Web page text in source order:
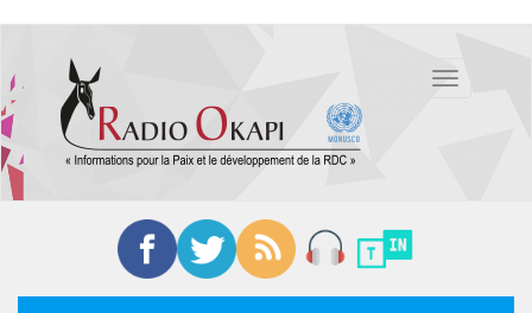
contenu
principal
Toggle